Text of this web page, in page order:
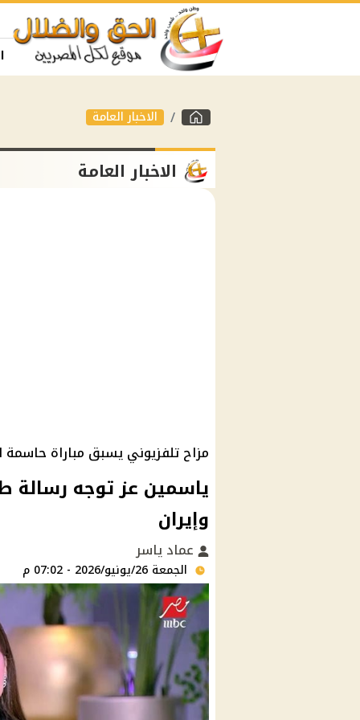
الاخبار العامة
الاخبار العامة
مزاح تلفزيوني يسبق مباراة حاسمة
ياسمين عز توجه
وإيران
عماد ياسر
الجمعة 26/يونيو/2026 - 07:02 م